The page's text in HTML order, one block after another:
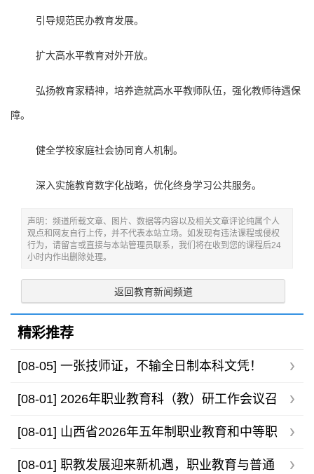
引导规范民办教育发展。
扩大高水平教育对外开放。
弘扬教育家精神，培养造就高水平教师队伍，强化教师待遇保
障。
健全学校家庭社会协同育人机制。
深入实施教育数字化战略，优化终身学习公共服务。
声明：频道所载文章、图片、数据等内容以及相关文章评论纯属个人
观点和网友自行上传，并不代表本站立场。如发现有违法课程或侵权
行为，请留言或直接与本站管理员联系，我们将在收到您的课程后24
小时内作出删除处理。
返回教育新闻频道
精彩推荐
[08-05] 一张技师证，不输全日制本科文凭！
[08-01] 2026年职业教育科（教）研工作会议召
开，助力职教高质量发展
[08-01] 山西省2026年五年制职业教育和中等职
业学校录取最低控制分数线公告
[08-01] 职教发展迎来新机遇，职业教育与普通